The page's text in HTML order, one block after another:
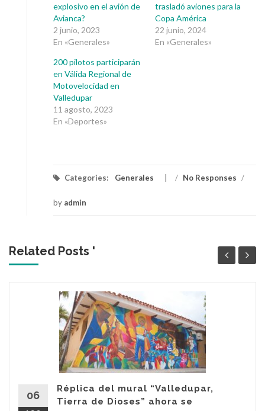
explosivo en el avión de
Avianca?
2 junio, 2023
En «Generales»
trasladó aviones para la
Copa América
22 junio, 2024
En «Generales»
200 pilotos participarán
en Válida Regional de
Motovelocidad en
Valledupar
11 agosto, 2023
En «Deportes»
Categories: Generales / No Responses /
by admin
Related Posts '
06
Réplica del mural “Valledupar,
Tierra de Dioses” ahora se